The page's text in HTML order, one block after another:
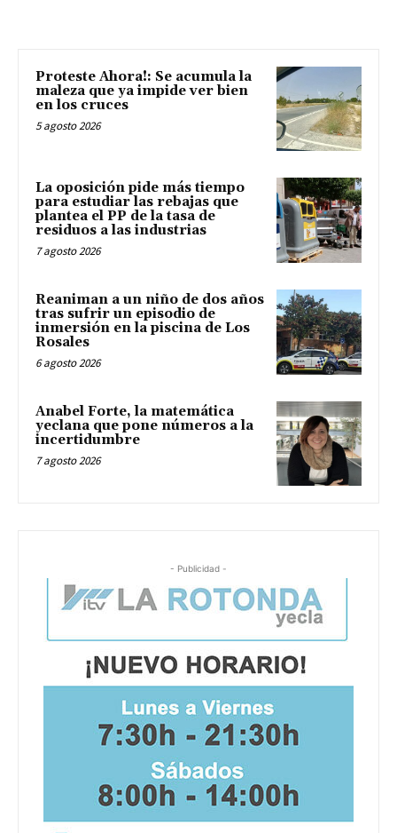
Proteste Ahora!: Se acumula la
maleza que ya impide ver bien
en los cruces
5 agosto 2026
La oposición pide más tiempo
para estudiar las rebajas que
plantea el PP de la tasa de
residuos a las industrias
7 agosto 2026
Reaniman a un niño de dos años
tras sufrir un episodio de
inmersión en la piscina de Los
Rosales
6 agosto 2026
Anabel Forte, la matemática
yeclana que pone números a la
incertidumbre
7 agosto 2026
- Publicidad -